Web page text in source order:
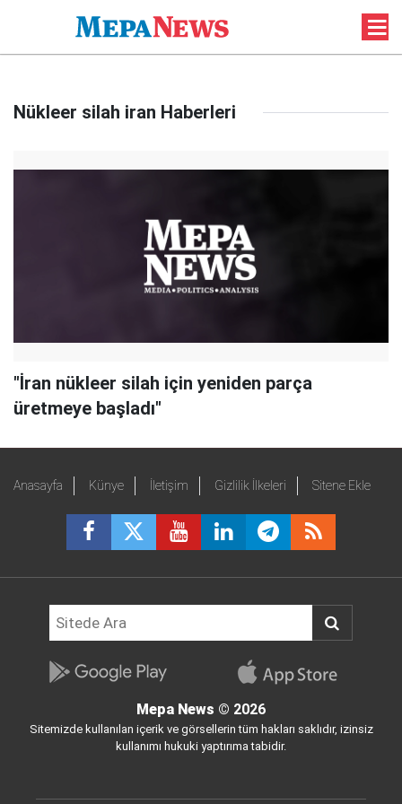
Nükleer silah iran Haberleri
"İran nükleer silah için yeniden parça
üretmeye başladı"
Anasayfa Künye İletişim Gizlilik İlkeleri Sitene Ekle
Mepa News © 2026
Sitemizde kullanılan içerik ve görsellerin tüm hakları saklıdır, izinsiz
kullanımı hukuki yaptırıma tabidir.